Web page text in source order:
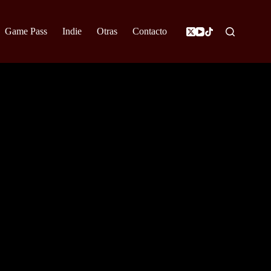
Game Pass Indie Otras Contacto